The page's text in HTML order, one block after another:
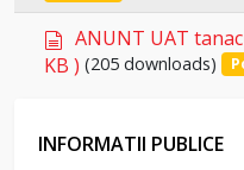
m
e
n
Select
d
o
c
e
ANUNT UAT
KB ) (205 downloads)
INFORMATII PUBLICE